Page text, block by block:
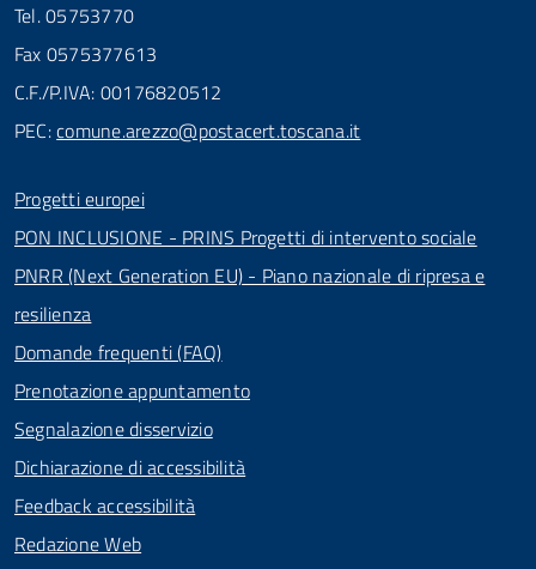
Tel. 05753770
Fax 0575377613
C.F./P.IVA: 00176820512
PEC:comune.arezzo@postacert.toscana.it
Progetti europei
PON INCLUSIONE - PRINS Progetti di intervento sociale
PNRR (Next Generation EU) - Piano nazionale di ripresa e
resilienza
Domande frequenti (FAQ)
Prenotazione appuntamento
Segnalazione disservizio
Dichiarazione di accessibilità
Feedback accessibilità
Redazione Web